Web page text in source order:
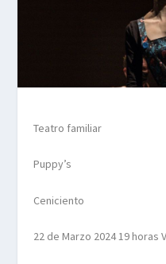
Teatro familiar
Puppy’s
Ceniciento
22 de Marzo 2024 19 horas